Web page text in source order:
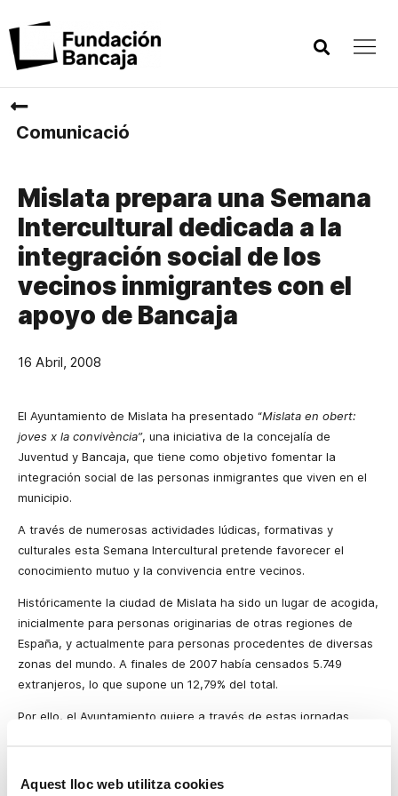
Aquest lloc web utilitza cookies
Comunicació
Mislata prepara una Semana
Intercultural dedicada a la
integración social de los
vecinos inmigrantes con el
apoyo de Bancaja
16 Abril, 2008
El Ayuntamiento de Mislata ha presentado “Mislata en obert:
joves x la convivència”, una iniciativa de la concejalía de
Juventud y Bancaja, que tiene como objetivo fomentar la
integración social de las personas inmigrantes que viven en el
municipio.
A través de numerosas actividades lúdicas, formativas y
culturales esta Semana Intercultural pretende favorecer el
conocimiento mutuo y la convivencia entre vecinos.
Históricamente la ciudad de Mislata ha sido un lugar de acogida,
inicialmente para personas originarias de otras regiones de
España, y actualmente para personas procedentes de diversas
zonas del mundo. A finales de 2007 había censados 5.749
extranjeros, lo que supone un 12,79% del total.
Por ello, el Ayuntamiento quiere a través de estas jornadas
Mislata, Manuel Corredera,
“en Mislata siempre hemos recibido